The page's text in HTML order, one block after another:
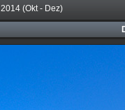
2014 (Okt - Dez)